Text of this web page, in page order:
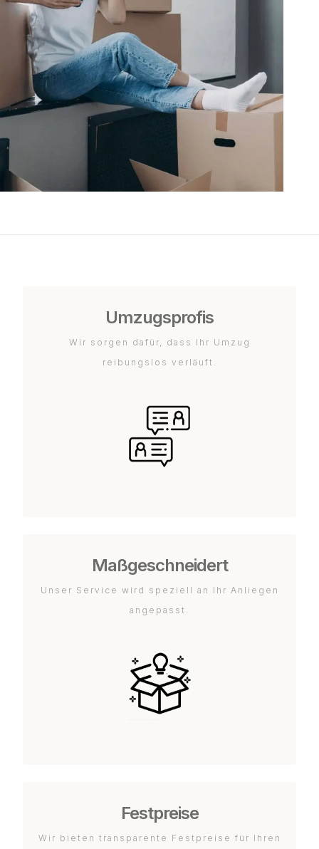
Umzugsprofis
Wir sorgen dafür, dass Ihr Umzug
reibungslos verläuft.
Maßgeschneidert
Unser Service wird speziell an Ihr Anliegen
angepasst.
Festpreise
Wir bieten transparente Festpreise für Ihren